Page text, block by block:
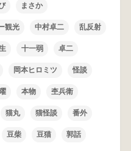
まさか
観光 中村卓二 乱反射
十一弱 卓二
岡本ヒロミツ 怪談
本物 杢兵衛
猫丸 猫怪談 番外
豆柴 豆猫 郭話